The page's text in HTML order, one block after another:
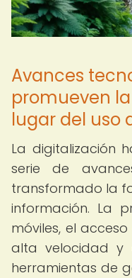
Avances
promueven
lugar del uso
La digitalización
serie de
transformado la
información. La
móviles, el
alta velocidad y
herramientas de